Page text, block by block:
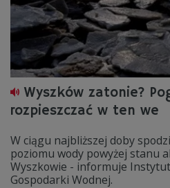
Wyszków zatonie?
rozpieszczać w ten we
W ciągu najbliższej doby
poziomu wody powyżej stanu
Wyszkowie - informuje
Gospodarki Wodnej.